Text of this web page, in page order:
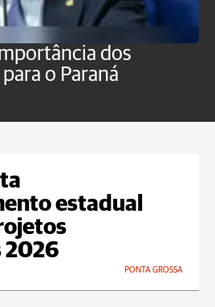
dos
o Paraná
estadual
2026
PONTA GROSSA